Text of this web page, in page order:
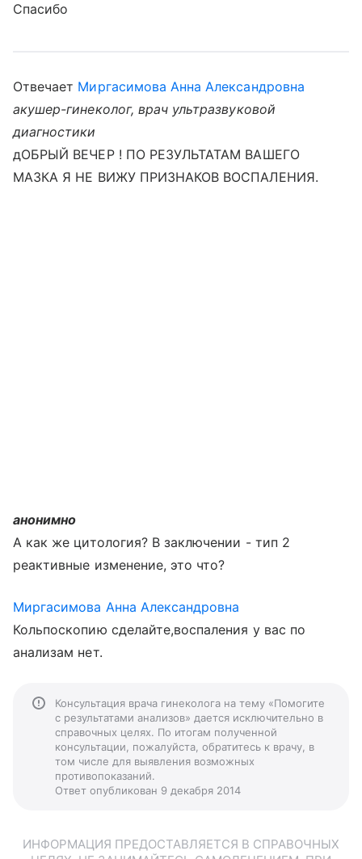
Спасибо
Отвечает Миргасимова Анна Александровна
акушер-гинеколог, врач ультразвуковой
диагностики
дОБРЫЙ ВЕЧЕР ! ПО РЕЗУЛЬТАТАМ ВАШЕГО
МАЗКА Я НЕ ВИЖУ ПРИЗНАКОВ ВОСПАЛЕНИЯ.
анонимно
А как же цитология? В заключении - тип 2
реактивные изменение, это что?
Миргасимова Анна Александровна
Кольпоскопию сделайте,воспаления у вас по
анализам нет.
Консультация врача гинеколога на тему «Помогите
с результатами анализов» дается исключительно в
справочных целях. По итогам полученной
консультации, пожалуйста, обратитесь к врачу, в
том числе для выявления возможных
противопоказаний.
Ответ опубликован 9 декабря 2014
ИНФОРМАЦИЯ ПРЕДОСТАВЛЯЕТСЯ В СПРАВОЧНЫХ